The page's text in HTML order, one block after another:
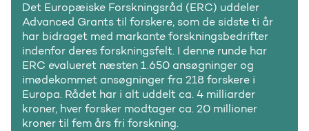
Det Europæiske Forskningsråd (ERC) uddeler
Advanced Grants til forskere, som de sidste ti år
har bidraget med markante forskningsbedrifter
indenfor deres forskningsfelt. I denne runde har
ERC evalueret næsten 1.650 ansøgninger og
imødekommet ansøgninger fra 218 forskere i
Europa. Rådet har i alt uddelt ca. 4 milliarder
kroner, hver forsker modtager ca. 20 millioner
kroner til fem års fri forskning.